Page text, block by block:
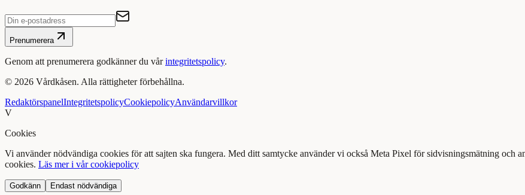
Prenumerera
Genom att prenumerera godkänner du vår integritetspolicy.
© 2026 Vårdkåsen. Alla rättigheter förbehållna.
RedaktörspanelIntegritetspolicyCookiepolicyAnvändarvillkor
V
Cookies
Vi använder nödvändiga cookies för att sajten ska fungera. Med ditt samtycke använder vi också Meta Pixel för sidvisningsmätning och
cookies. Läs mer i vår cookiepolicy
Godkänn Endast nödvändiga